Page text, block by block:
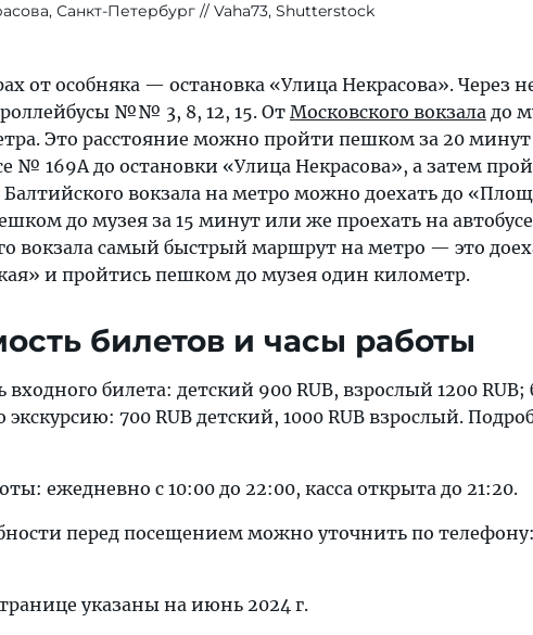
Санкт-Петербург Vaha73, Shutterstock
от особняка — остановка «Улица Некрасова». Через
№№ 3, 8, 12, 15. От Московского вокзала до
Это расстояние можно пройти пешком за 20
№ 169А до остановки «Улица Некрасова», а затем
вокзала на метро можно доехать до
до музея за 15 минут или же проехать на
вокзала самый быстрый маршрут на метро — это
и пройтись пешком до музея один километр.
билетов и часы работы
входного билета: детский 900 RUB, взрослый 1200 RUB;
экскурсию: 700 RUB детский, 1000 RUB взрослый.
ежедневно с 10:00 до 22:00, касса открыта до 21:20.
перед посещением можно уточнить по
указаны на июнь 2024 г.